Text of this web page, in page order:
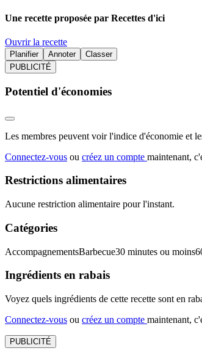
Une recette proposée par Recettes d'ici
Ouvrir la recette
Planifier Annoter
Classer
PUBLICITÉ
Potentiel d'économies
Les membres peuvent voir l'indice d'économie et
Connectez-vous ou créez un compte maintenant,
Restrictions alimentaires
Aucune restriction alimentaire pour l'instant.
Catégories
AccompagnementsBarbecue30 minutes ou moins
Ingrédients en rabais
Voyez quels ingrédients de cette recette sont en
Connectez-vous ou créez un compte maintenant,
PUBLICITÉ